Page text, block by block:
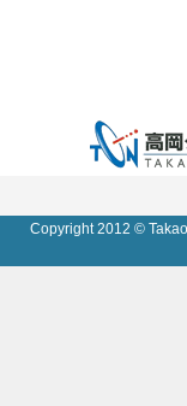
Copyright 2012 ©